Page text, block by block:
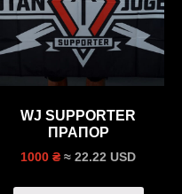
WJ SUPPORTER
ПРАПОР
1000 ₴ ≈ 22.22 USD